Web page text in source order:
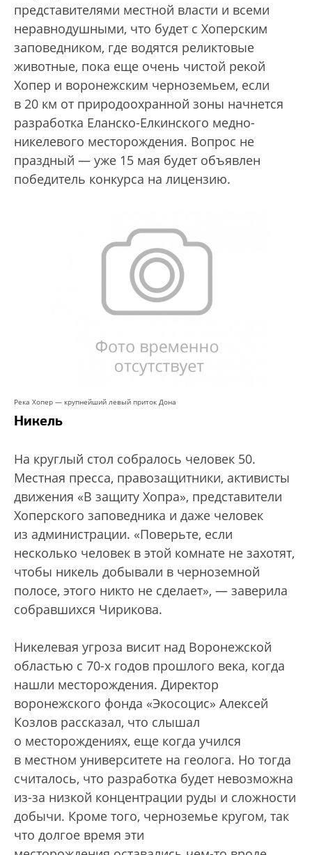
представителями местной власти и всеми
неравнодушными, что будет с Хоперским
заповедником, где водятся реликтовые
животные, пока еще очень чистой рекой
Хопер и воронежским черноземьем, если
в 20 км от природоохранной зоны начнется
разработка Еланско-Елкинского медно-
никелевого месторождения. Вопрос не
праздный — уже 15 мая будет объявлен
победитель конкурса на лицензию.
Река Хопер — крупнейший левый приток Дона
Никель
На круглый стол собралось человек 50.
Местная пресса, правозащитники, активисты
движения «В защиту Хопра», представители
Хоперского заповедника и даже человек
из администрации. «Поверьте, если
несколько человек в этой комнате не захотят,
чтобы никель добывали в черноземной
полосе, этого никто не сделает», — заверила
собравшихся Чирикова.
Никелевая угроза висит над Воронежской
областью с 70-х годов прошлого века, когда
нашли месторождения. Директор
воронежского фонда «Экосоцис» Алексей
Козлов рассказал, что слышал
о месторождениях, еще когда учился
в местном университете на геолога. Но тогда
считалось, что разработка будет невозможна
из-за низкой концентрации руды и сложности
добычи. Кроме того, черноземье кругом, так
что долгое время эти